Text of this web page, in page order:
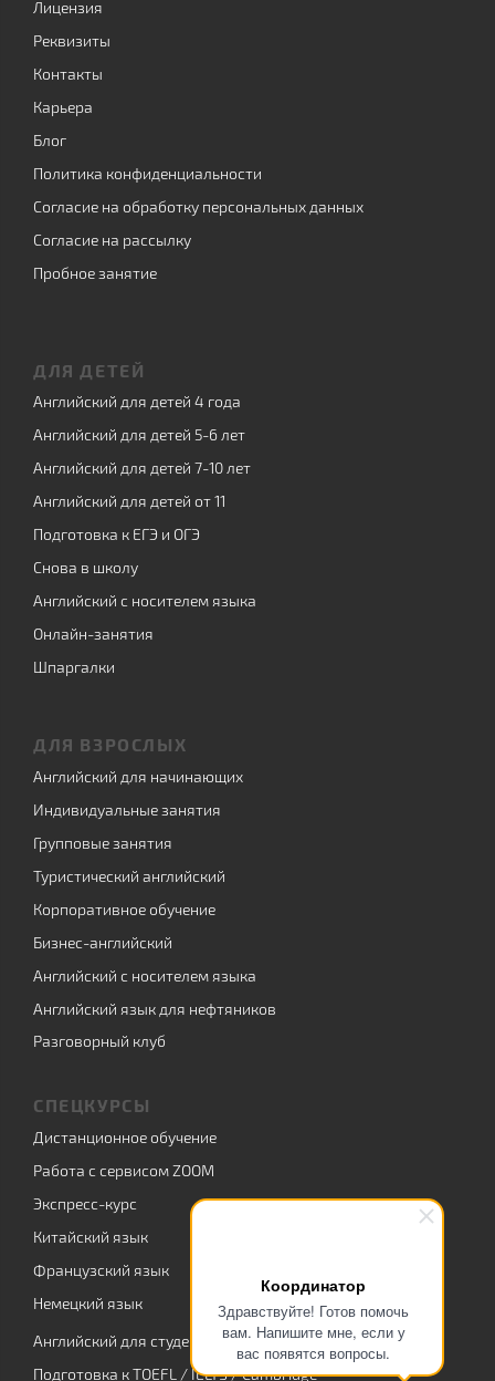
Координатор
Здравствуйте! Готов помочь
вам. Напишите мне, если у
вас появятся вопросы.
Лицензия
Реквизиты
Контакты
Карьера
Блог
Политика конфиденциальности
Согласие на обработку персональных данных
Согласие на рассылку
Пробное занятие
ДЛЯ ДЕТЕЙ
Английский для детей 4 года
Английский для детей 5-6 лет
Английский для детей 7-10 лет
Английский для детей от 11
Подготовка к ЕГЭ и ОГЭ
Снова в школу
Английский с носителем языка
Онлайн-занятия
Шпаргалки
ДЛЯ ВЗРОСЛЫХ
Английский для начинающих
Индивидуальные занятия
Групповые занятия
Туристический английский
Корпоративное обучение
Бизнес-английский
Английский с носителем языка
Английский язык для нефтяников
Разговорный клуб
СПЕЦКУРСЫ
Дистанционное обучение
Работа с сервисом ZOOM
Экспресс-курс
Китайский язык
Французский язык
Немецкий язык
Английский для студентов
Подготовка к TOEFL / IELTS / Cambridge